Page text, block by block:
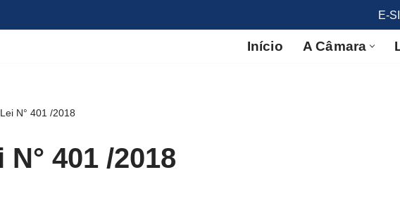
E-
Início A Câmara
Lei N° 401 /2018
N° 401 /2018